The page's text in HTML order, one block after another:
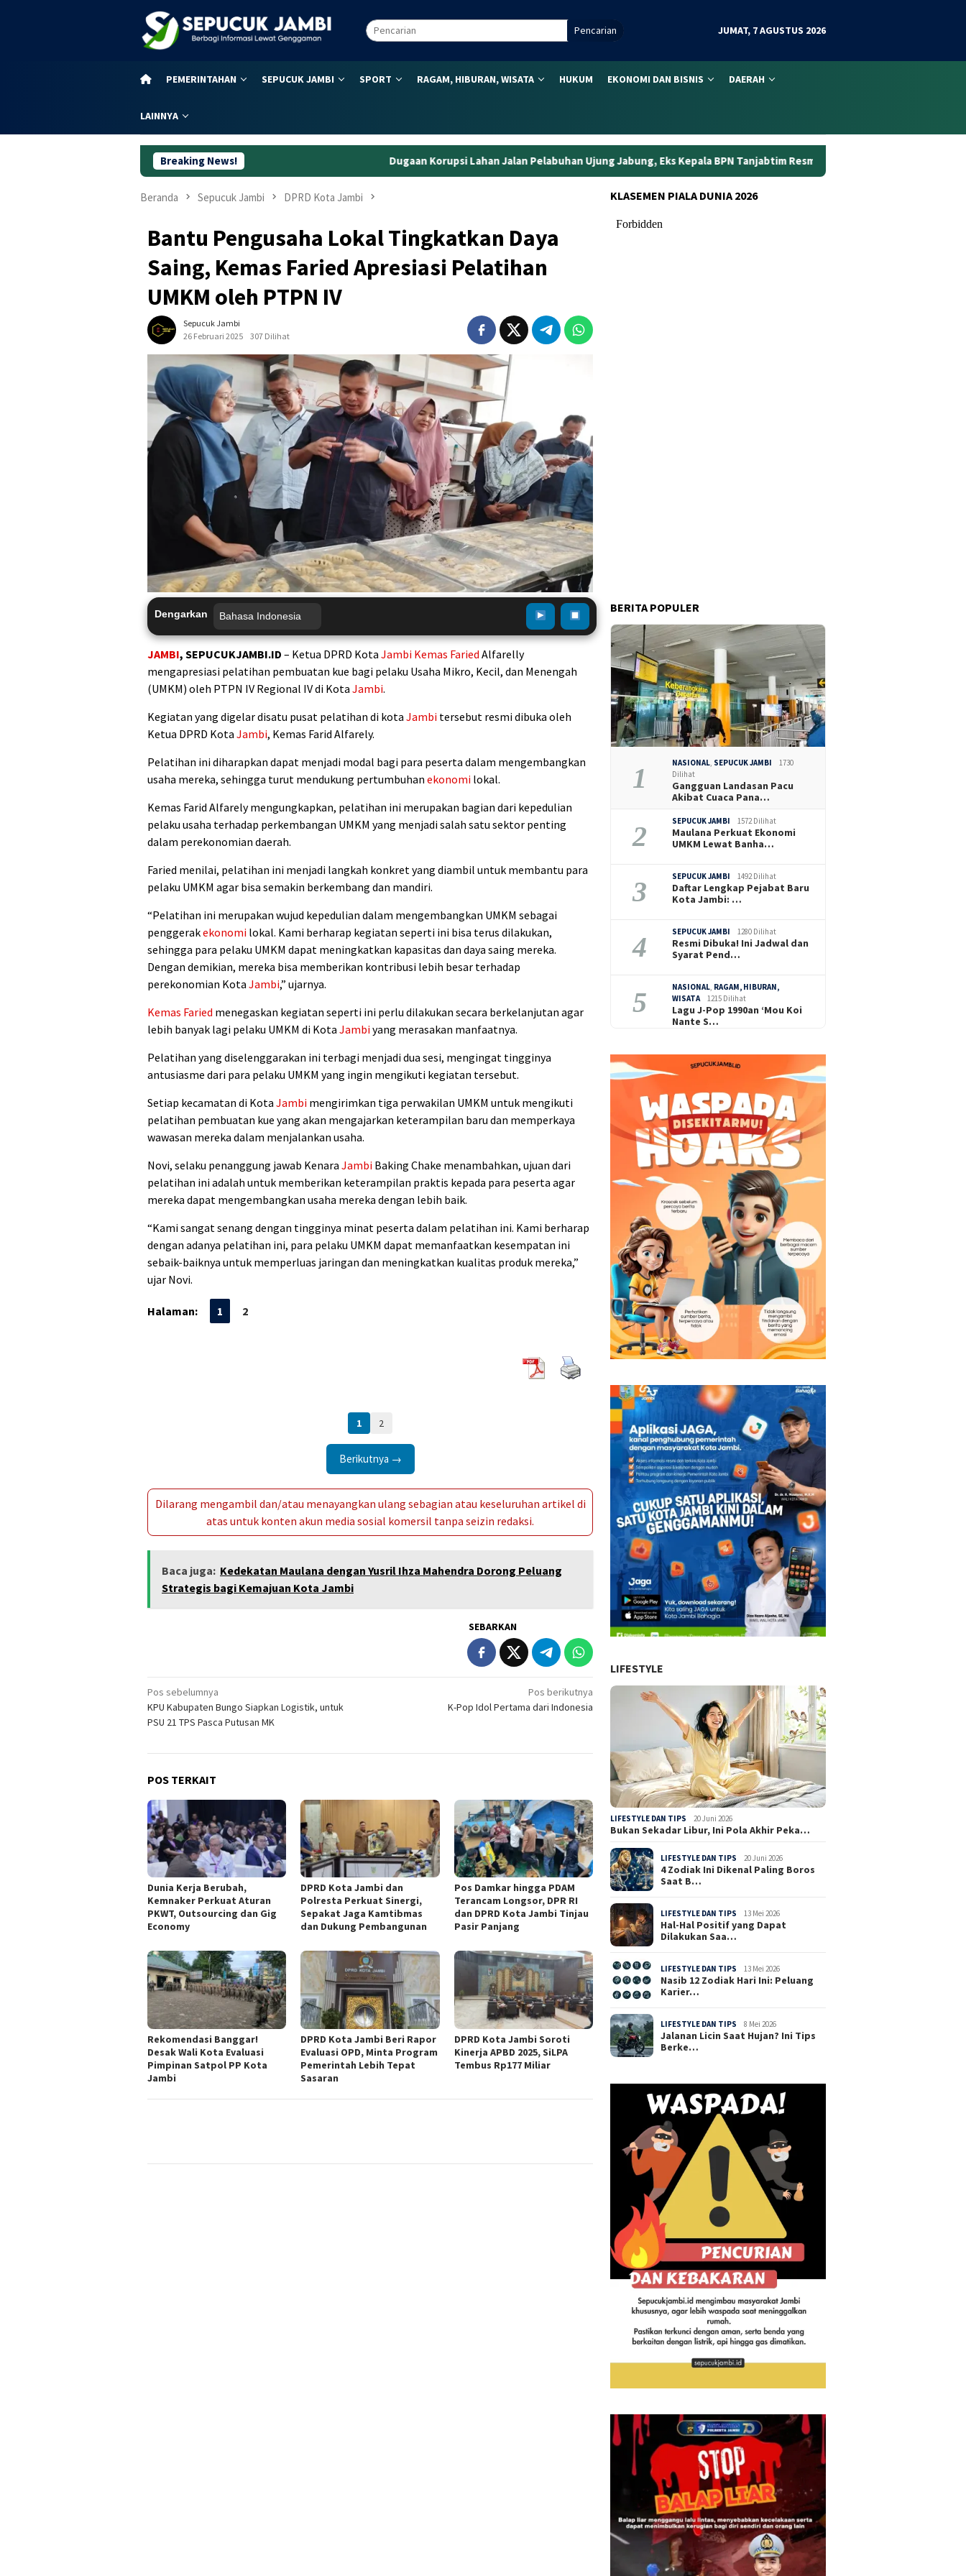
Pencarian JUMAT, 7 AGUSTUS 2026
PEMERINTAHAN SEPUCUK JAMBI SPORT RAGAM, HIBURAN, WISATA HUKUM EKONOMI DAN BISNIS DAERAH
LAINNYA
Breaking News! Dugaan Korupsi Lahan Jalan Pelabuhan Ujung Jabung, Eks Kepala BPN Tanjabtim Resmi Ditahan Dunia Kerja Berubah, Kemnaker
Beranda Sepucuk Jambi DPRD Kota Jambi
Bantu Pengusaha Lokal Tingkatkan Daya
Saing, Kemas Faried Apresiasi Pelatihan
UMKM oleh PTPN IV
Sepucuk Jambi
26 Februari 2025
307 Dilihat
Dengarkan
JAMBI, SEPUCUKJAMBI.ID – Ketua DPRD Kota Jambi Kemas Faried Alfarelly
mengapresiasi pelatihan pembuatan kue bagi pelaku Usaha Mikro, Kecil, dan Menengah
(UMKM) oleh PTPN IV Regional IV di Kota Jambi.
Kegiatan yang digelar disatu pusat pelatihan di kota Jambi tersebut resmi dibuka oleh
Ketua DPRD Kota Jambi, Kemas Farid Alfarely.
Pelatihan ini diharapkan dapat menjadi modal bagi para peserta dalam mengembangkan
usaha mereka, sehingga turut mendukung pertumbuhan ekonomi lokal.
Kemas Farid Alfarely mengungkapkan, pelatihan ini merupakan bagian dari kepedulian
pelaku usaha terhadap perkembangan UMKM yang menjadi salah satu sektor penting
dalam perekonomian daerah.
Faried menilai, pelatihan ini menjadi langkah konkret yang diambil untuk membantu para
pelaku UMKM agar bisa semakin berkembang dan mandiri.
“Pelatihan ini merupakan wujud kepedulian dalam mengembangkan UMKM sebagai
penggerakekonomi lokal. Kami berharap kegiatan seperti ini bisa terus dilakukan,
sehingga para pelaku UMKM dapat meningkatkan kapasitas dan daya saing mereka.
Dengan demikian, mereka bisa memberikan kontribusi lebih besar terhadap
perekonomian Kota Jambi,” ujarnya.
Kemas Faried menegaskan kegiatan seperti ini perlu dilakukan secara berkelanjutan agar
lebih banyak lagi pelaku UMKM di Kota Jambiyang merasakan manfaatnya.
Pelatihan yang diselenggarakan ini terbagi menjadi dua sesi, mengingat tingginya
antusiasme dari para pelaku UMKM yang ingin mengikuti kegiatan tersebut.
Setiap kecamatan di Kota Jambi mengirimkan tiga perwakilan UMKM untuk mengikuti
pelatihan pembuatan kue yang akan mengajarkan keterampilan baru dan memperkaya
wawasan mereka dalam menjalankan usaha.
Novi, selaku penanggung jawab Kenara Jambi Baking Chake menambahkan, ujuan dari
pelatihan ini adalah untuk memberikan keterampilan praktis kepada para peserta agar
mereka dapat mengembangkan usaha mereka dengan lebih baik.
“Kami sangat senang dengan tingginya minat peserta dalam pelatihan ini. Kami berharap
dengan adanya pelatihan ini, para pelaku UMKM dapat memanfaatkan kesempatan ini
sebaik-baiknya untuk memperluas jaringan dan meningkatkan kualitas produk mereka,”
ujar Novi.
Halaman: 1 2
1 2
Berikutnya →
Dilarang mengambil dan/atau menayangkan ulang sebagian atau keseluruhan artikel di
atas untuk konten akun media sosial komersil tanpa seizin redaksi.
Baca juga: Kedekatan Maulana dengan Yusril Ihza Mahendra Dorong Peluang
Strategis bagi Kemajuan Kota Jambi
SEBARKAN
Navigasi
pos
Pos sebelumnya
KPU Kabupaten Bungo Siapkan Logistik, untuk
PSU 21 TPS Pasca Putusan MK
Pos berikutnya
K-Pop Idol Pertama dari Indonesia
POS TERKAIT
Dunia Kerja Berubah,
Kemnaker Perkuat Aturan
PKWT, Outsourcing dan Gig
Economy
DPRD Kota Jambi dan
Polresta Perkuat Sinergi,
Sepakat Jaga Kamtibmas
dan Dukung Pembangunan
Pos Damkar hingga PDAM
Terancam Longsor, DPR RI
dan DPRD Kota Jambi Tinjau
Pasir Panjang
Rekomendasi Banggar!
Desak Wali Kota Evaluasi
Pimpinan Satpol PP Kota
Jambi
DPRD Kota Jambi Beri Rapor
Evaluasi OPD, Minta Program
Pemerintah Lebih Tepat
Sasaran
DPRD Kota Jambi Soroti
Kinerja APBD 2025, SiLPA
Tembus Rp177 Miliar
KLASEMEN PIALA DUNIA 2026
BERITA POPULER
1 NASIONAL SEPUCUK JAMBI
1730
Dilihat
Gangguan Landasan Pacu
Akibat Cuaca Pana…
2 SEPUCUK JAMBI 1572 Dilihat
Maulana Perkuat Ekonomi
UMKM Lewat Banha…
3 SEPUCUK JAMBI 1492 Dilihat
Daftar Lengkap Pejabat Baru
Kota Jambi: …
4 SEPUCUK JAMBI 1280 Dilihat
Resmi Dibuka! Ini Jadwal dan
Syarat Pend…
5 NASIONAL RAGAM, HIBURAN,
WISATA
1215 Dilihat
Lagu J-Pop 1990an ‘Mou Koi
Nante S…
LIFESTYLE
LIFESTYLE DAN TIPS 20 Juni 2026
Bukan Sekadar Libur, Ini Pola Akhir Peka…
LIFESTYLE DAN TIPS 20 Juni 2026
4 Zodiak Ini Dikenal Paling Boros
Saat B…
LIFESTYLE DAN TIPS 13 Mei 2026
Hal-Hal Positif yang Dapat
Dilakukan Saa…
LIFESTYLE DAN TIPS 13 Mei 2026
Nasib 12 Zodiak Hari Ini: Peluang
Karier…
LIFESTYLE DAN TIPS 8 Mei 2026
Jalanan Licin Saat Hujan? Ini Tips
Berke…